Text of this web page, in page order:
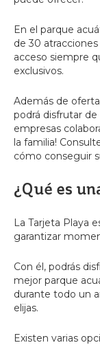
En el parque
de 30
acceso siempre
exclusivos.
Además de
podrá disfrutar
empresas
la familia!
cómo conseguir
¿Qué es
La Tarjeta Playa
garantizar
Con él, podrás
mejor parque
durante todo un
elijas.
Existen varias